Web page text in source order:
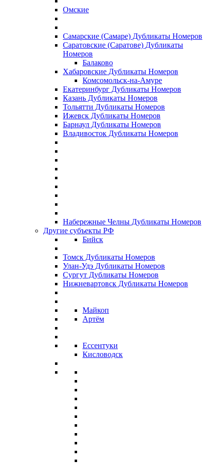
Омские
Самарские (Самаре) Дубликаты Номеров
Саратовские (Саратове) Дубликаты
Номеров
Балаково
Хабаровские Дубликаты Номеров
Комсомольск-на-Амуре
Екатеринбург Дубликаты Номеров
Казань Дубликаты Номеров
Тольятти Дубликаты Номеров
Ижевск Дубликаты Номеров
Барнаул Дубликаты Номеров
Владивосток Дубликаты Номеров
Набережные Челны Дубликаты Номеров
Другие субъекты РФ
Бийск
Томск Дубликаты Номеров
Улан-Удэ Дубликаты Номеров
Сургут Дубликаты Номеров
Нижневартовск Дубликаты Номеров
Майкоп
Артём
Ессентуки
Кисловодск